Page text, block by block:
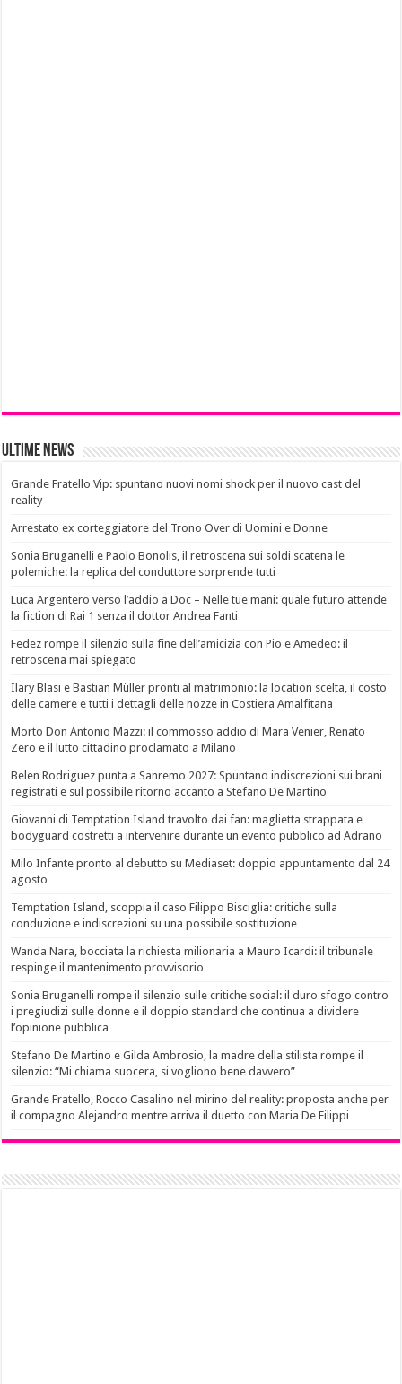
Ultime News
Grande Fratello Vip: spuntano nuovi nomi shock per il nuovo cast del
reality
Arrestato ex corteggiatore del Trono Over di Uomini e Donne
Sonia Bruganelli e Paolo Bonolis, il retroscena sui soldi scatena le
polemiche: la replica del conduttore sorprende tutti
Luca Argentero verso l’addio a Doc – Nelle tue mani: quale futuro attende
la fiction di Rai 1 senza il dottor Andrea Fanti
Fedez rompe il silenzio sulla fine dell’amicizia con Pio e Amedeo: il
retroscena mai spiegato
Ilary Blasi e Bastian Müller pronti al matrimonio: la location scelta, il costo
delle camere e tutti i dettagli delle nozze in Costiera Amalfitana
Morto Don Antonio Mazzi: il commosso addio di Mara Venier, Renato
Zero e il lutto cittadino proclamato a Milano
Belen Rodriguez punta a Sanremo 2027: Spuntano indiscrezioni sui brani
registrati e sul possibile ritorno accanto a Stefano De Martino
Giovanni di Temptation Island travolto dai fan: maglietta strappata e
bodyguard costretti a intervenire durante un evento pubblico ad Adrano
Milo Infante pronto al debutto su Mediaset: doppio appuntamento dal 24
agosto
Temptation Island, scoppia il caso Filippo Bisciglia: critiche sulla
conduzione e indiscrezioni su una possibile sostituzione
Wanda Nara, bocciata la richiesta milionaria a Mauro Icardi: il tribunale
respinge il mantenimento provvisorio
Sonia Bruganelli rompe il silenzio sulle critiche social: il duro sfogo contro
i pregiudizi sulle donne e il doppio standard che continua a dividere
l’opinione pubblica
Stefano De Martino e Gilda Ambrosio, la madre della stilista rompe il
silenzio: “Mi chiama suocera, si vogliono bene davvero”
Grande Fratello, Rocco Casalino nel mirino del reality: proposta anche per
il compagno Alejandro mentre arriva il duetto con Maria De Filippi